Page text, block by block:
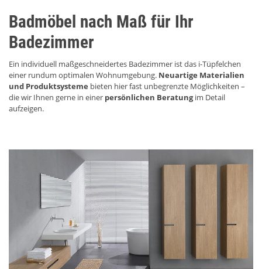
Badmöbel nach Maß für Ihr
Badezimmer
Ein individuell maßgeschneidertes Badezimmer ist das i-Tüpfelchen
einer rundum optimalen Wohnumgebung. Neuartige Materialien
und Produktsysteme bieten hier fast unbegrenzte Möglichkeiten –
die wir Ihnen gerne in einer persönlichen Beratungim Detail
aufzeigen.